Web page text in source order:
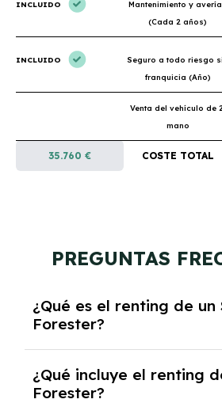
INCLUIDO
Mantenimiento y
(Cada 2 años)
INCLUIDO
Seguro a todo riesgo
franquicia (Año)
Venta del vehículo de
mano
35.760 € COSTE TOTAL
PREGUNTAS
¿Qué es el renting de un
Forester?
contrato de alquiler a largo
pagas una cuota mensual fija
¿Qué incluye el renting
Forester?